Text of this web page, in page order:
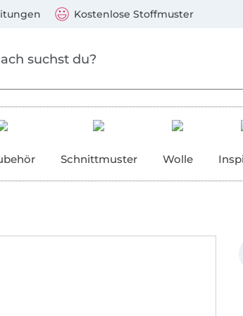
Kostenlose Stoffmuster
Schnittmuster Wolle
Mastercard, PayPal, Giropay, Kauf auf